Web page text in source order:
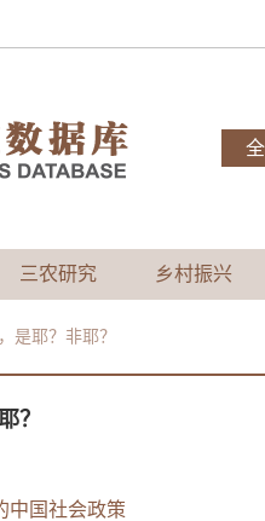
三农研究 乡村振兴
是耶？非耶？
？
中国社会政策